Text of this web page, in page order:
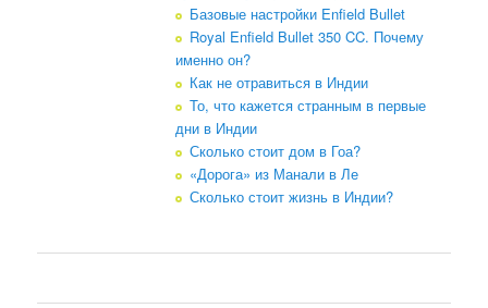
Базовые настройки Enfield Bullet
Royal Enfield Bullet 350 CC. Почему
именно он?
Как не отравиться в Индии
То, что кажется странным в первые
дни в Индии
Сколько стоит дом в Гоа?
«Дорога» из Манали в Ле
Сколько стоит жизнь в Индии?